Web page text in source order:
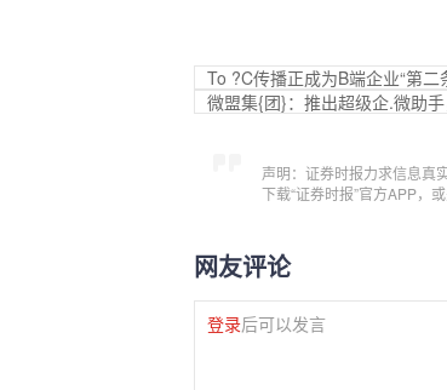
To ?C传播正成为B端企业“第二
微盟集{团}：推出超级企.微助
声明：证券时报力求信息真
下载“证券时报”官方APP，
网友评论
登录后可以发言